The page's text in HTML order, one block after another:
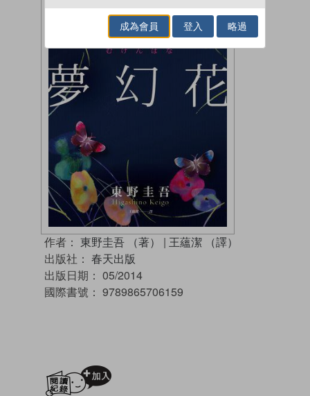
作者： 東野圭吾 （著） | 王蘊潔 （譯）
出版社： 春天出版
出版日期： 05/2014
國際書號： 9789865706159
成為會員 登入 略過